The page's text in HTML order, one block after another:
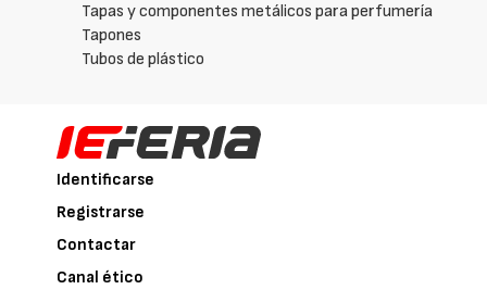
Tapas y componentes metálicos para perfumería
Tapones
Tubos de plástico
Identificarse
Registrarse
Contactar
Canal ético